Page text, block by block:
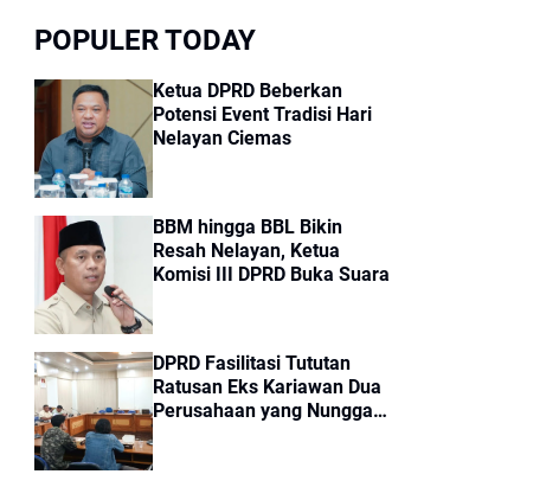
POPULER TODAY
Ketua DPRD Beberkan
Potensi Event Tradisi Hari
Nelayan Ciemas
BBM hingga BBL Bikin
Resah Nelayan, Ketua
Komisi III DPRD Buka Suara
DPRD Fasilitasi Tututan
Ratusan Eks Kariawan Dua
Perusahaan yang Nunggak